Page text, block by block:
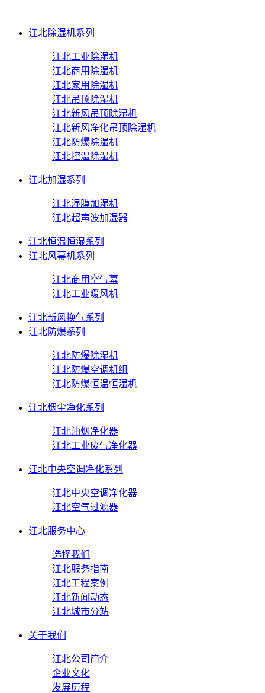
江北除湿机系列
江北工业除湿机
江北商用除湿机
江北家用除湿机
江北吊顶除湿机
江北新风吊顶除湿机
江北新风净化吊顶除湿机
江北防爆除湿机
江北控温除湿机
江北加湿系列
江北湿膜加湿机
江北超声波加湿器
江北恒温恒湿系列
江北风幕机系列
江北商用空气幕
江北工业暖风机
江北新风换气系列
江北防爆系列
江北防爆除湿机
江北防爆空调机组
江北防爆恒温恒湿机
江北烟尘净化系列
江北油烟净化器
江北工业废气净化器
江北中央空调净化系列
江北中央空调净化器
江北空气过滤器
江北服务中心
选择我们
江北服务指南
江北工程案例
江北新闻动态
江北城市分站
关于我们
江北公司简介
企业文化
发展历程